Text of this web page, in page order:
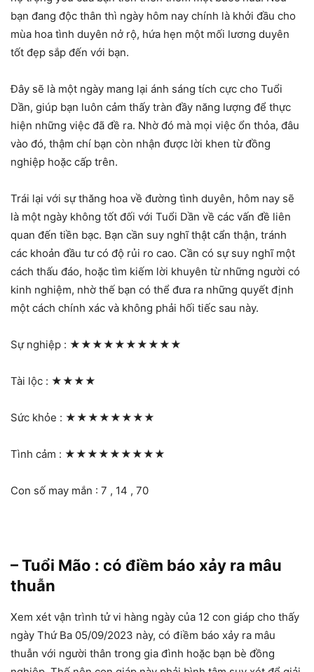
bạn đang độc thân thì ngày hôm nay chính là khởi đầu cho
mùa hoa tình duyên nở rộ, hứa hẹn một mối lương duyên
tốt đẹp sắp đến với bạn.
Đây sẽ là một ngày mang lại ánh sáng tích cực cho Tuổi
Dần, giúp bạn luôn cảm thấy tràn đầy năng lượng để thực
hiện những việc đã đề ra. Nhờ đó mà mọi việc ổn thỏa, đâu
vào đó, thậm chí bạn còn nhận được lời khen từ đồng
nghiệp hoặc cấp trên.
Trái lại với sự thăng hoa về đường tình duyên, hôm nay sẽ
là một ngày không tốt đối với Tuổi Dần về các vấn đề liên
quan đến tiền bạc. Bạn cần suy nghĩ thật cẩn thận, tránh
các khoản đầu tư có độ rủi ro cao. Cần có sự suy nghĩ một
cách thấu đáo, hoặc tìm kiếm lời khuyên từ những người có
kinh nghiệm, nhờ thế bạn có thể đưa ra những quyết định
một cách chính xác và không phải hối tiếc sau này.
Sự nghiệp : ★★★★★★★★★★
Tài lộc : ★★★★
Sức khỏe : ★★★★★★★★
Tình cảm : ★★★★★★★★★
Con số may mắn : 7 , 14 , 70
– Tuổi Mão : có điềm báo xảy ra mâu
thuẫn
Xem xét vận trình tử vi hàng ngày của 12 con giáp cho thấy
ngày Thứ Ba 05/09/2023 này, có điềm báo xảy ra mâu
thuẫn với người thân trong gia đình hoặc bạn bè đồng